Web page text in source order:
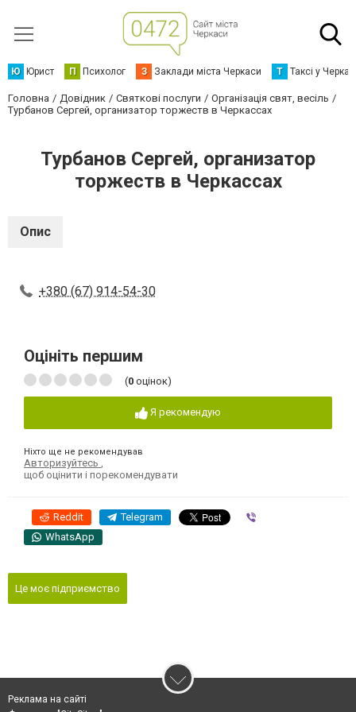
Ю Юрист П Психолог З Заклади міста Черкаси Т Таксі у
Головна Довідник Святкові послуги
Організація свят, весіль
Турбанов Сергей, организатор торжеств в Черкассах
Турбанов Сергей, организатор
торжеств в Черкассах
Опис
+380 (67) 914-54-30
Оцініть першим
(0 оцінок)
Я рекомендую
Ніхто ще не рекомендував
Авторизуйтесь
щоб оцінити і порекомендувати
Reddit Telegram
WhatsApp
Це моє підприємство
Реклама на сайті